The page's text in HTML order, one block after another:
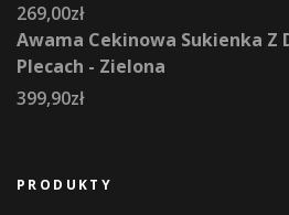
269,00zł
Awama Cekinowa Sukienka Z
Plecach - Zielona
399,90zł
PRODUKTY